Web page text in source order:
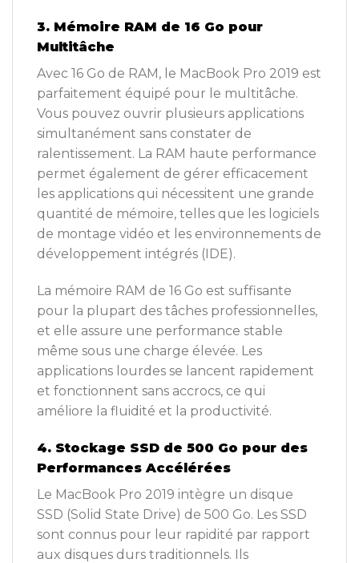
3. Mémoire RAM de 16 Go pour
Multitâche
Avec 16 Go de RAM, le MacBook Pro 2019 est
parfaitement équipé pour le multitâche.
Vous pouvez ouvrir plusieurs applications
simultanément sans constater de
ralentissement. La RAM haute performance
permet également de gérer efficacement
les applications qui nécessitent une grande
quantité de mémoire, telles que les logiciels
de montage vidéo et les environnements de
développement intégrés (IDE).
La mémoire RAM de 16 Go est suffisante
pour la plupart des tâches professionnelles,
et elle assure une performance stable
même sous une charge élevée. Les
applications lourdes se lancent rapidement
et fonctionnent sans accrocs, ce qui
améliore la fluidité et la productivité.
4. Stockage SSD de 500 Go pour des
Performances Accélérées
Le MacBook Pro 2019 intègre un disque
SSD (Solid State Drive) de 500 Go. Les SSD
sont connus pour leur rapidité par rapport
aux disques durs traditionnels. Ils